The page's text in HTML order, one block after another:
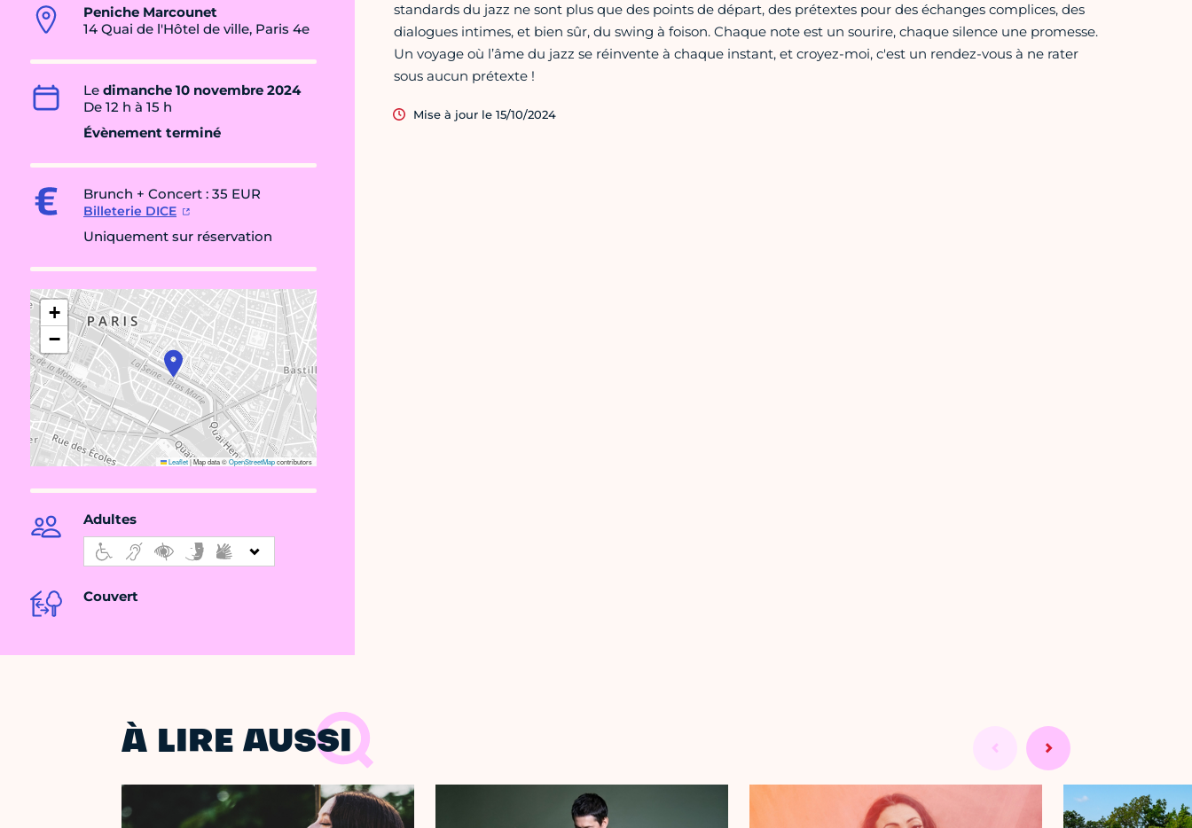
Peniche Marcounet
14 Quai de l'Hôtel de ville, Paris 4e
Le dimanche 10 novembre 2024
De 12 h à 15 h
Évènement terminé
Brunch + Concert : 35 EUR
Billeterie DICE
Uniquement sur réservation
+
−
Leaflet|Map data ©OpenStreetMapcontributors
Adultes
Couvert
standards du jazz ne sont plus que des points de départ, des prétextes pour des échanges complices, des
dialogues intimes, et bien sûr, du swing à foison. Chaque note est un sourire, chaque silence une promesse.
Un voyage où l’âme du jazz se réinvente à chaque instant, et croyez-moi, c'est un rendez-vous à ne rater
sous aucun prétexte !
Mise à jour le 15/10/2024
À LIRE AUSSI